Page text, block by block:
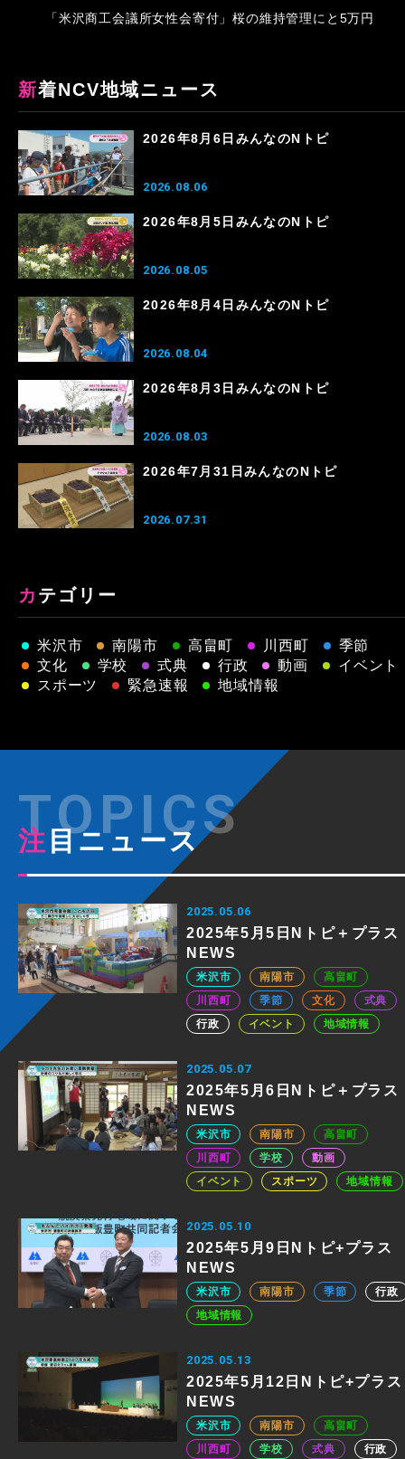
「米沢商工会議所女性会寄付」桜の維持管理にと5万円
新着NCV地域ニュース
2026年8月6日みんなのNトピ
2026.08.06
2026年8月5日みんなのNトピ
2026.08.05
2026年8月4日みんなのNトピ
2026.08.04
2026年8月3日みんなのNトピ
2026.08.03
2026年7月31日みんなのNトピ
2026.07.31
カテゴリー
米沢市 南陽市 高畠町 川西町
季節
文化
学校 式典 行政 動画
イベント
スポーツ
緊急速報 地域情報
注目ニュース
2025.05.06
2025年5月5日Nトピ＋プラス
NEWS
米沢市 南陽市
高畠町
川西町
季節 文化
式典
行政
イベント 地域情報
2025.05.07
2025年5月6日Nトピ＋プラス
NEWS
米沢市 南陽市
高畠町
川西町
学校
動画
イベント
スポーツ 地域情報
2025.05.10
2025年5月9日Nトピ+プラス
NEWS
米沢市 南陽市 季節
行政
地域情報
2025.05.13
2025年5月12日Nトピ+プラス
NEWS
米沢市 南陽市
高畠町
川西町
学校 式典 行政